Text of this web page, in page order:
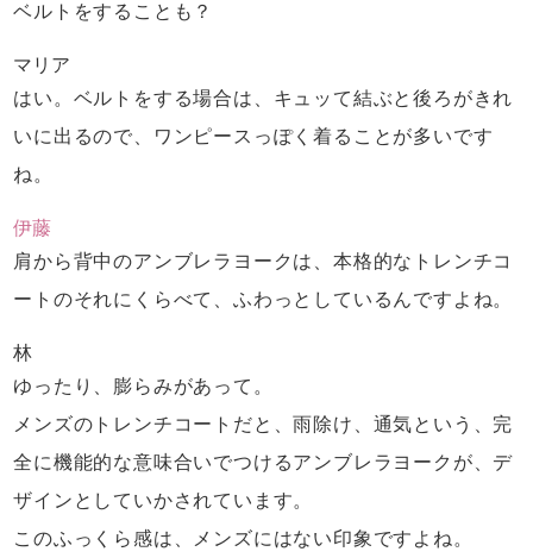
ベルトをすることも？
マリア
はい。ベルトをする場合は、 キュッて結ぶと後ろがきれ
いに出るので、
ワンピースっぽく着ることが多いです
ね。
伊藤
肩から背中のアンブレラヨークは、本格的なトレンチコ
ートのそれにくらべて、ふわっとしているんですよね。
林
ゆったり、膨らみがあって。
メンズのトレンチコートだと、雨除け、通気という、 完
全に機能的な意味合いでつけるアンブレラヨークが、 デ
ザインとしていかされています。
このふっくら感は、メンズにはない印象ですよね。